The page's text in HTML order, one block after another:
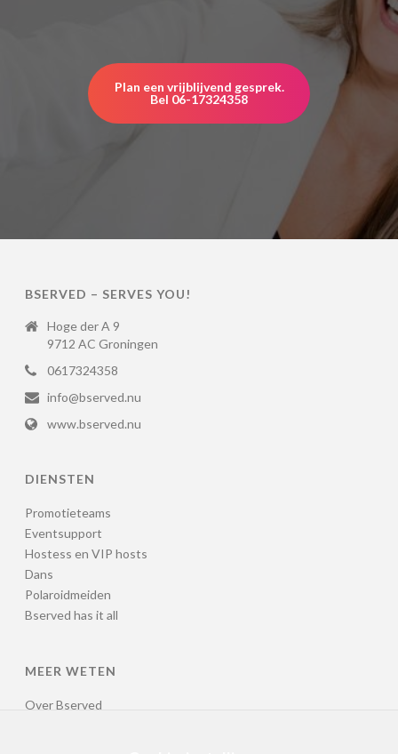
Plan een vrijblijvend gesprek.
Bel 06-17324358
BSERVED – SERVES YOU!
Hoge der A 9
9712 AC Groningen
0617324358
info@bserved.nu
www.bserved.nu
DIENSTEN
Promotieteams
Eventsupport
Hostess en VIP hosts
Dans
Polaroidmeiden
Bserved has it all
MEER WETEN
Over Bserved